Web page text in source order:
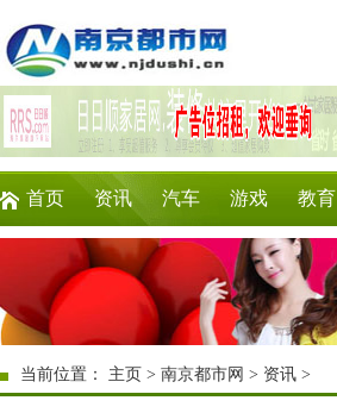
首页 资讯 汽车 游戏 教育
时尚 企业 商讯 微商
当前位置： 主页 >南京都市网 > 资讯 >